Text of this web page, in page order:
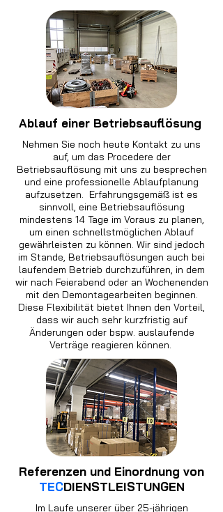
Ablauf einer Betriebsauflösung
Nehmen Sie noch heute Kontakt zu uns
auf, um das Procedere der
Betriebsauflösung mit uns zu besprechen
und eine professionelle Ablaufplanung
aufzusetzen. Erfahrungsgemäß ist es
sinnvoll, eine Betriebsauflösung
mindestens 14 Tage im Voraus zu planen,
um einen schnellstmöglichen Ablauf
gewährleisten zu können. Wir sind jedoch
im Stande, Betriebsauflösungen auch bei
laufendem Betrieb durchzuführen, in dem
wir nach Feierabend oder an Wochenenden
mit den Demontagearbeiten beginnen.
Diese Flexibilität bietet Ihnen den Vorteil,
dass wir auch sehr kurzfristig auf
Änderungen oder bspw. auslaufende
Verträge reagieren können.
Referenzen und Einordnung von
TECDIENSTLEISTUNGEN
Im Laufe unserer über 25-jährigen